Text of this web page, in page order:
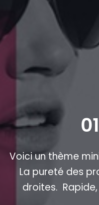
Voici un thème
La pureté des
droites.